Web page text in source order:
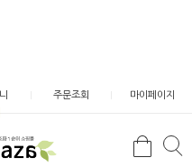
주문조회 마이페이지
검